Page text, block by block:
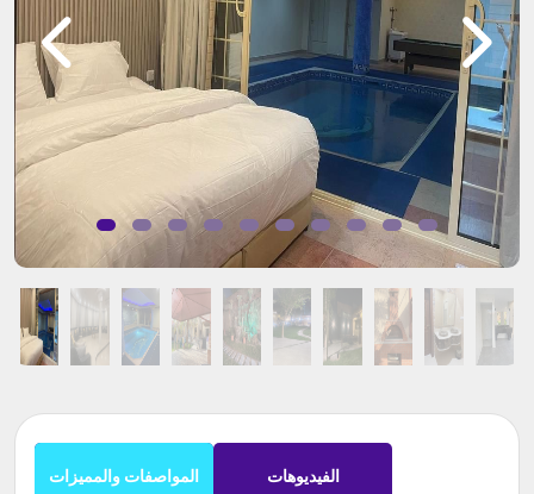
المواصفات والمميزات الفيديوهات